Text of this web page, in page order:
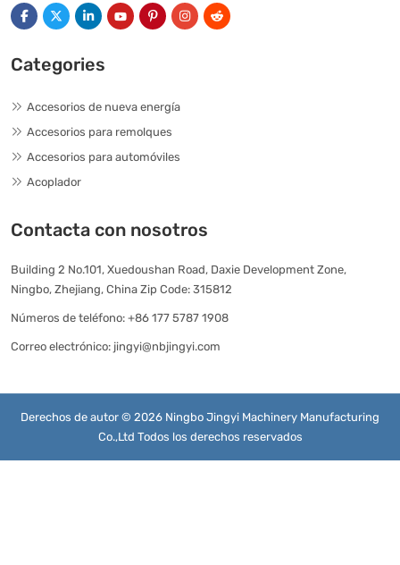
Categories
Accesorios de nueva energía
Accesorios para remolques
Accesorios para automóviles
Acoplador
Contacta con nosotros
Building 2 No.101, Xuedoushan Road, Daxie Development Zone,
Ningbo, Zhejiang, China Zip Code: 315812
Números de teléfono: +86 177 5787 1908
Correo electrónico: jingyi@nbjingyi.com
Derechos de autor © 2026 Ningbo Jingyi Machinery Manufacturing
Co.,Ltd Todos los derechos reservados